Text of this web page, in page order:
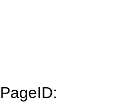
PageID: